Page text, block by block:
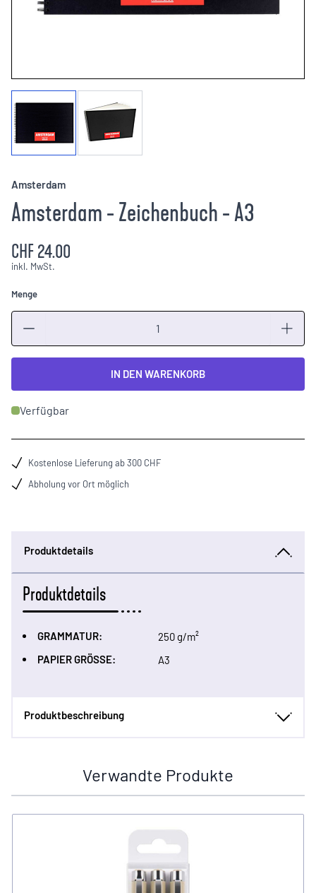
Amsterdam
Amsterdam - Zeichenbuch - A3
CHF 24.00
inkl. MwSt.
Menge
IN DEN WARENKORB
Verfügbar
Kostenlose Lieferung ab 300 CHF
Abholung vor Ort möglich
Produktdetails
Produktdetails
GRAMMATUR:
250 g/m²
PAPIER GRÖSSE:
A3
Produktbeschreibung
Verwandte Produkte